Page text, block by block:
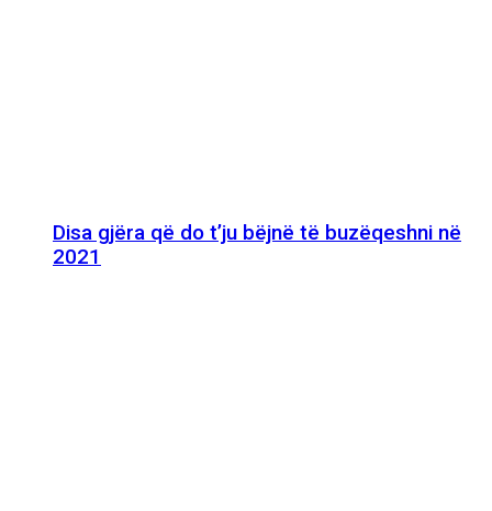
Disa gjëra që do t’ju bëjnë të buzëqeshni në
2021